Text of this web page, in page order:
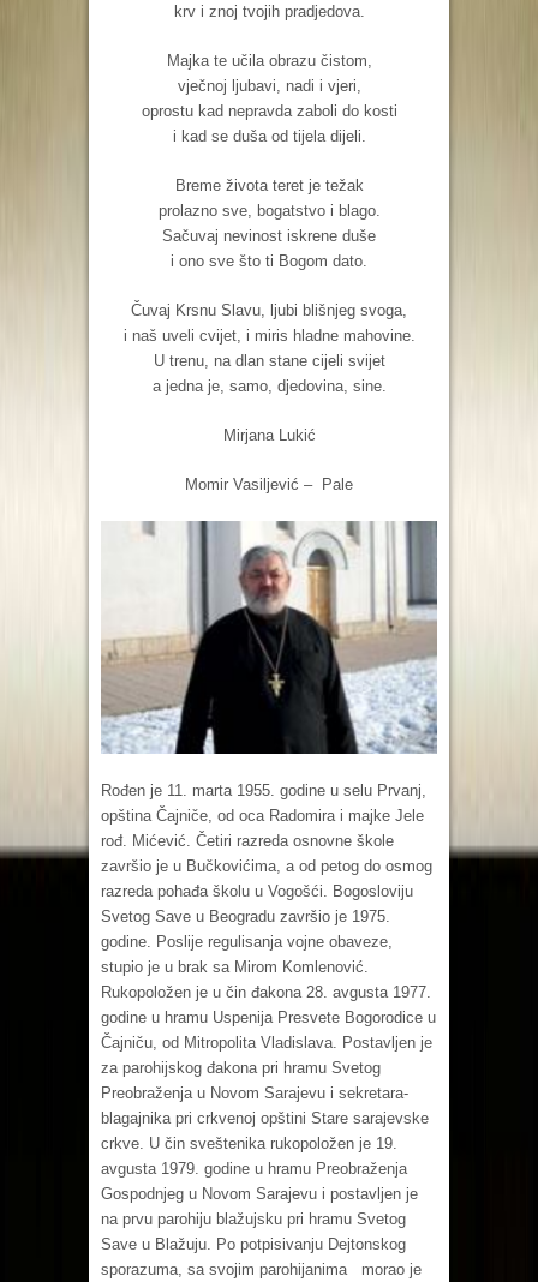
krv i znoj tvojih pradjedova.
Majka te učila obrazu čistom,
vječnoj ljubavi, nadi i vjeri,
oprostu kad nepravda zaboli do kosti
i kad se duša od tijela dijeli.
Breme života teret je težak
prolazno sve, bogatstvo i blago.
Sačuvaj nevinost iskrene duše
i ono sve što ti Bogom dato.
Čuvaj Krsnu Slavu, ljubi blišnjeg svoga,
i naš uveli cvijet, i miris hladne mahovine.
U trenu, na dlan stane cijeli svijet
a jedna je, samo, djedovina, sine.
Mirjana Lukić
Momir Vasiljević – Pale
Rođen je 11. marta 1955. godine u selu Prvanj,
opština Čajniče, od oca Radomira i majke Jele
rođ. Mićević. Četiri razreda osnovne škole
završio je u Bučkovićima, a od petog do osmog
razreda pohađa školu u Vogošći. Bogosloviju
Svetog Save u Beogradu završio je 1975.
godine. Poslije regulisanja vojne obaveze,
stupio je u brak sa Mirom Komlenović.
Rukopoložen je u čin đakona 28. avgusta 1977.
godine u hramu Uspenija Presvete Bogorodice u
Čajniču, od Mitropolita Vladislava. Postavljen je
za parohijskog đakona pri hramu Svetog
Preobraženja u Novom Sarajevu i sekretara-
blagajnika pri crkvenoj opštini Stare sarajevske
crkve. U čin sveštenika rukopoložen je 19.
avgusta 1979. godine u hramu Preobraženja
Gospodnjeg u Novom Sarajevu i postavljen je
na prvu parohiju blažujsku pri hramu Svetog
Save u Blažuju. Po potpisivanju Dejtonskog
sporazuma, sa svojim parohijanima morao je